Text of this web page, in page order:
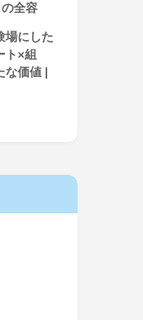
全容
場にした
ト×組
な価値 |